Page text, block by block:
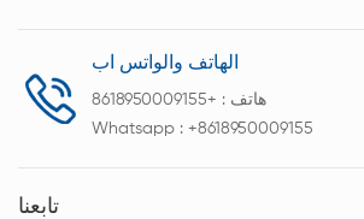
الهاتف والواتس اب
هاتف : +8618950009155
Whatsapp : +8618950009155
تابعنا